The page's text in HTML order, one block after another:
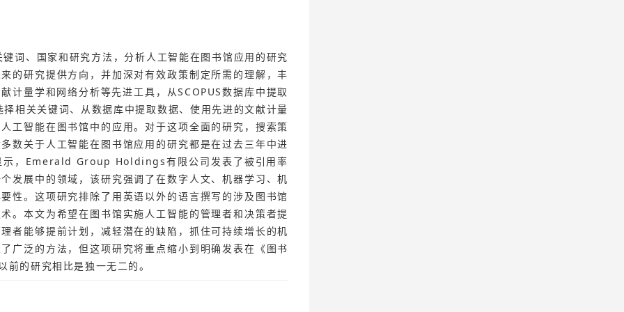
词、国家和研究方法，分析人工智能在图书馆应用的研究
的研究提供方向，并加深对有效政策制定所需的理解，丰
计量学和网络分析等先进工具，从SCOPUS数据库中提取
相关关键词、从数据库中提取数据、使用先进的文献计量
工智能在图书馆中的应用。对于这项全面的研究，搜索策
数关于人工智能在图书馆应用的研究都是在过去三年中进
示，Emerald Group Holdings有限公司发表了被引用率
发展中的领域，该研究强调了在数字人文、机器学习、机
性。这项研究排除了用英语以外的语言撰写的涉及图书馆
。本文为希望在图书馆实施人工智能的管理者和决策者提
者能够提前计划，减轻潜在的缺陷，抓住可持续增长的机
广泛的方法，但这项研究将重点缩小到明确发表在《图书
的研究相比是独一无二的。